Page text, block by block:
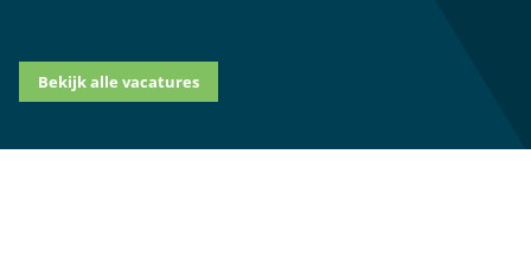
Bekijk alle vacatures